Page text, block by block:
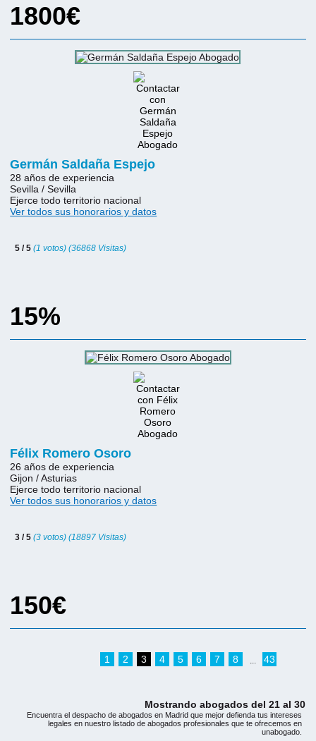
1800€
Germán Saldaña Espejo
28 años de experiencia
Sevilla / Sevilla
Ejerce todo territorio nacional
Ver todos sus honorarios y datos
5 / 5(1 votos) (36868 Visitas)
15%
Félix Romero Osoro
26 años de experiencia
Gijon / Asturias
Ejerce todo territorio nacional
Ver todos sus honorarios y datos
3 / 5(3 votos) (18897 Visitas)
150€
1 2 3 4 5 6 7 8 43
Mostrando abogados del 21 al 30
Encuentra el despacho de abogados en Madrid que mejor defienda tus intereses
legales en nuestro listado de abogados profesionales que te ofrecemos en
unabogado.